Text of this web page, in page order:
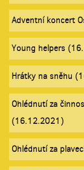
Adventní koncert
Young helpers
Hrátky na sněhu
Ohlédnutí za
(16.12.2021)
Ohlédnutí za